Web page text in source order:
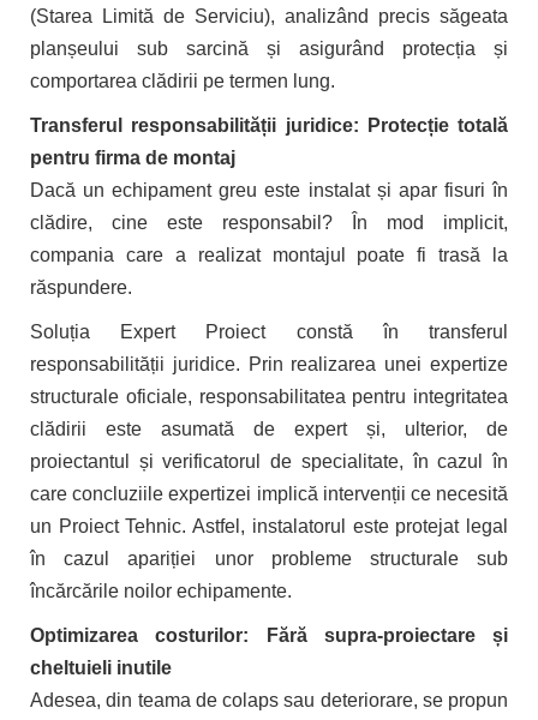
(Starea Limită de Serviciu), analizând precis săgeata
planșeului sub sarcină și asigurând protecția și
comportarea clădirii pe termen lung.
Transferul responsabilității juridice: Protecție totală
pentru firma de montaj
Dacă un echipament greu este instalat și apar fisuri în
clădire, cine este responsabil? În mod implicit,
compania care a realizat montajul poate fi trasă la
răspundere.
Soluția Expert Proiect constă în transferul
responsabilității juridice. Prin realizarea unei expertize
structurale oficiale, responsabilitatea pentru integritatea
clădirii este asumată de expert și, ulterior, de
proiectantul și verificatorul de specialitate, în cazul în
care concluziile expertizei implică intervenții ce necesită
un Proiect Tehnic. Astfel, instalatorul este protejat legal
în cazul apariției unor probleme structurale sub
încărcările noilor echipamente.
Optimizarea costurilor: Fără supra-proiectare și
cheltuieli inutile
Adesea, din teama de colaps sau deteriorare, se propun